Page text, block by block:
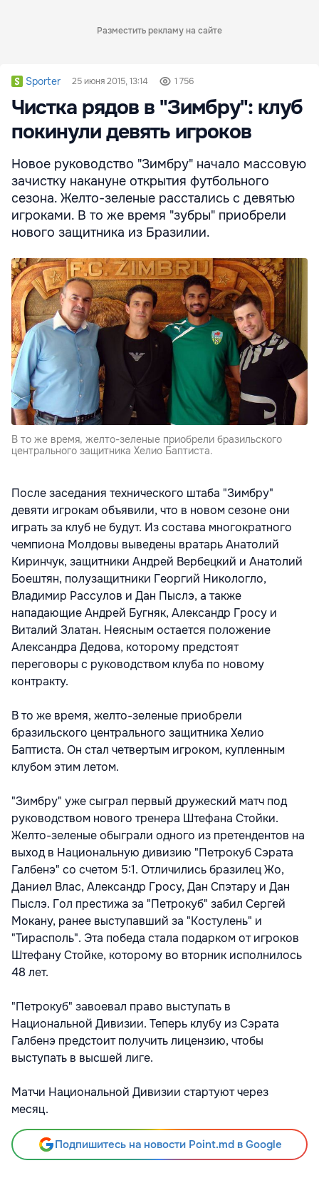
Разместить рекламу на сайте
Sporter 25 июня 2015, 13:14 1 756
Чистка рядов в "Зимбру": клуб
покинули девять игроков
Новое руководство "Зимбру" начало массовую
зачистку накануне открытия футбольного
сезона. Желто-зеленые расстались с девятью
игроками. В то же время "зубры" приобрели
нового защитника из Бразилии.
В то же время, желто-зеленые приобрели бразильского
центрального защитника Хелио Баптиста.
После заседания технического штаба "Зимбру"
девяти игрокам объявили, что в новом сезоне они
играть за клуб не будут. Из состава многократного
чемпиона Молдовы выведены вратарь Анатолий
Киринчук, защитники Андрей Вербецкий и Анатолий
Боештян, полузащитники Георгий Никологло,
Владимир Рассулов и Дан Пыслэ, а также
нападающие Андрей Бугняк, Александр Гросу и
Виталий Златан. Неясным остается положение
Александра Дедова, которому предстоят
переговоры с руководством клуба по новому
контракту.
В то же время, желто-зеленые приобрели
бразильского центрального защитника Хелио
Баптиста. Он стал четвертым игроком, купленным
клубом этим летом.
"Зимбру" уже сыграл первый дружеский матч под
руководством нового тренера Штефана Стойки.
Желто-зеленые обыграли одного из претендентов на
выход в Национальную дивизию "Петрокуб Сэрата
Галбенэ" со счетом 5:1. Отличились бразилец Жо,
Даниел Влас, Александр Гросу, Дан Спэтару и Дан
Пыслэ. Гол престижа за "Петрокуб" забил Сергей
Мокану, ранее выступавший за "Костулень" и
"Тирасполь". Эта победа стала подарком от игроков
Штефану Стойке, которому во вторник исполнилось
48 лет.
"Петрокуб" завоевал право выступать в
Национальной Дивизии. Теперь клубу из Сэрата
Галбенэ предстоит получить лицензию, чтобы
выступать в высшей лиге.
Матчи Национальной Дивизии стартуют через
месяц.
Подпишитесь на новости Point.md в Google